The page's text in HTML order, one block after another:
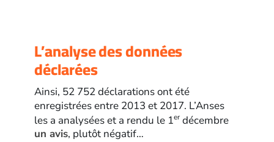
L’analyse des données
déclarées
Ainsi, 52 752 déclarations ont été
enregistrées entre 2013 et 2017. L’Anses
les a analysées et a rendu le 1er décembre
un avis, plutôt négatif…